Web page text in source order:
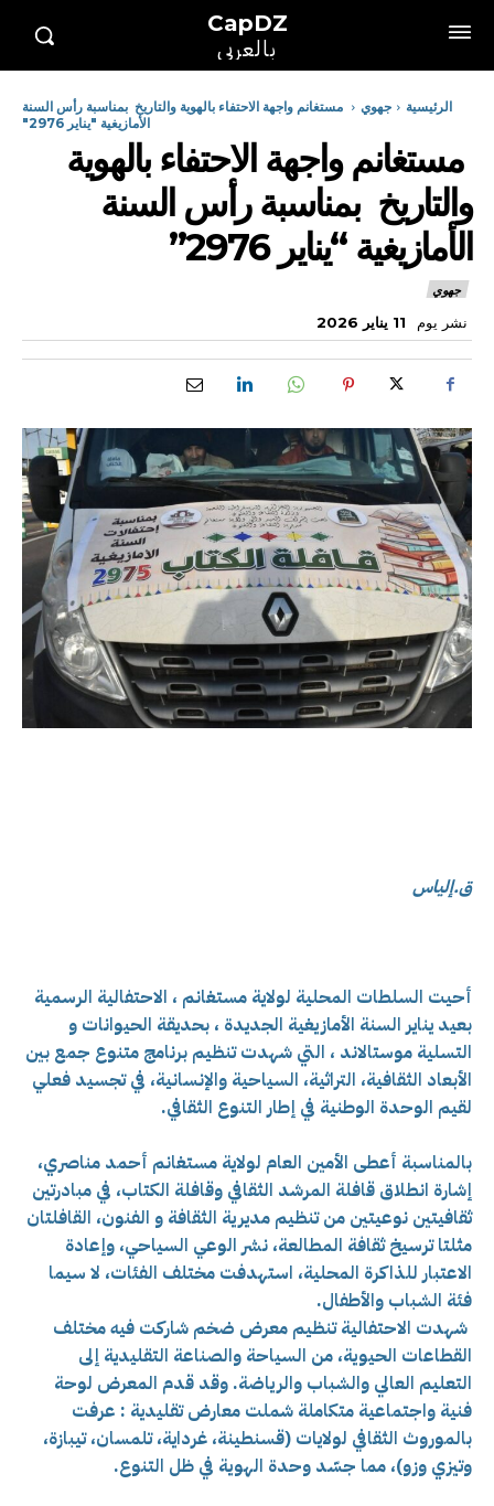
CapDZ
بالعربي
الرئيسية جهوي
مستغانم واجهة الاحتفاء بالهوية والتاريخ بمناسبة رأس السنة
الأمازيغية "يناير 2976"
مستغانم واجهة الاحتفاء بالهوية
والتاريخ بمناسبة رأس السنة
الأمازيغية “يناير 2976”
جهوي
نشر يوم 11 يناير 2026
ق.إلياس
أحيت السلطات المحلية لولاية مستغانم ، الاحتفالية الرسمية
بعيد يناير السنة الأمازيغية الجديدة ، بحديقة الحيوانات و
التسلية موستالاند ، التي شهدت تنظيم برنامج متنوع جمع بين
الأبعاد الثقافية، التراثية، السياحية والإنسانية، في تجسيد فعلي
لقيم الوحدة الوطنية في إطار التنوع الثقافي.
بالمناسبة أعطى الأمين العام لولاية مستغانم أحمد مناصري،
إشارة انطلاق قافلة المرشد الثقافي وقافلة الكتاب، في مبادرتين
ثقافيتين نوعيتين من تنظيم مديرية الثقافة و الفنون، القافلتان
مثلتا ترسيخ ثقافة المطالعة، نشر الوعي السياحي، وإعادة
الاعتبار للذاكرة المحلية، استهدفت مختلف الفئات، لا سيما
فئة الشباب والأطفال.
شهدت الاحتفالية تنظيم معرض ضخم شاركت فيه مختلف
القطاعات الحيوية، من السياحة والصناعة التقليدية إلى
التعليم العالي والشباب والرياضة. وقد قدم المعرض لوحة
فنية واجتماعية متكاملة شملت معارض تقليدية : عرفت
بالموروث الثقافي لولايات (قسنطينة، غرداية، تلمسان، تيبازة،
وتيزي وزو)، مما جسّد وحدة الهوية في ظل التنوع.